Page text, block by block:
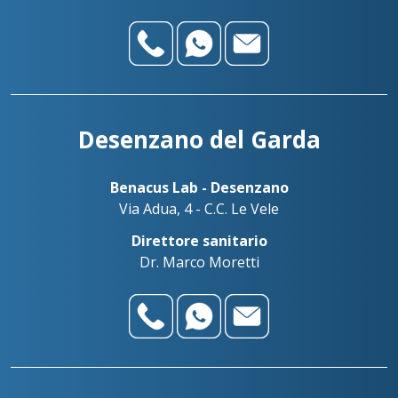
Desenzano del Garda
Benacus Lab - Desenzano
Via Adua, 4 - C.C. Le Vele
Direttore sanitario
Dr. Marco Moretti